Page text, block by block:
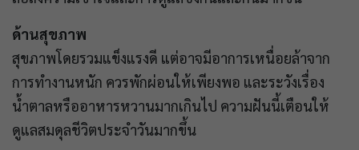
ด้านสุขภาพ
สุขภาพโดยรวมแข็งแรงดี แต่อาจมีอาการเหนื่อยล้าจาก
การทำงานหนัก ควรพักผ่อนให้เพียงพอ และระวังเรื่อง
น้ำตาลหรืออาหารหวานมากเกินไป ความฝันนี้เตือนให้
ดูแลสมดุลชีวิตประจำวันมากขึ้น